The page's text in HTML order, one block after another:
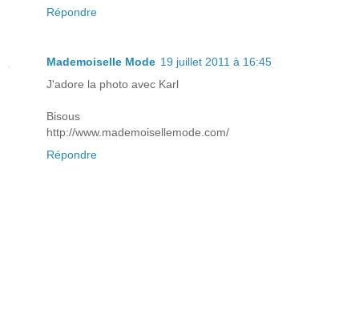
Répondre
Mademoiselle Mode 19 juillet 2011 à 16:45
J'adore la photo avec Karl
Bisous
http://www.mademoisellemode.com/
Répondre